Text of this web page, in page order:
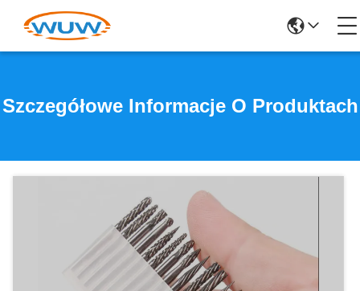
Szczegółowe Informacje O Produktach